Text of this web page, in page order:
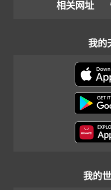
相关网址
我的
我的